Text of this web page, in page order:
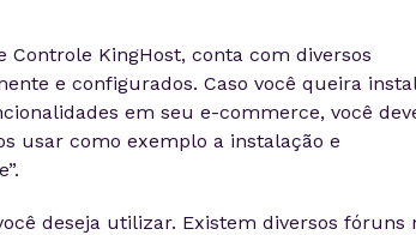
Controle KingHost, conta com diversos
e configurados. Caso você queira
em seu e-commerce, você
usar como exemplo a instalação e
deseja utilizar. Existem diversos fóruns